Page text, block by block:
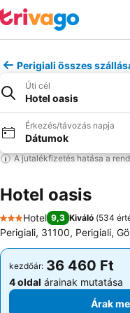
Perigiali összes
Úti cél
Hotel oasis
Érkezés/távozás napja
Dátumok
A jutalékfizetés hatása a
Hotel oasis
3 Kategória
Hotel 9,3 Kiváló (534
Perigiali, 31100, Perigiali,
kezdőár: 36 460 Ft
4 oldal árainak mutatása
Árak
kezdőár: 36 460 Ft
4 oldal árainak mutatása
Árak